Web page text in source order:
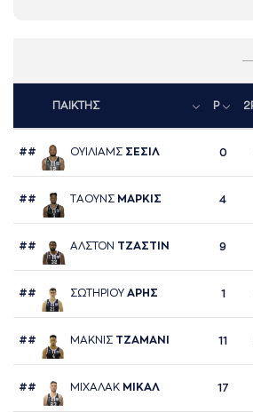
ΠΑΙΚΤΗΣ P
## ΟΥΙΛΙAΜΣ ΣΕΣΙΛ 0
## ΤAΟΥΝΣ ΜAΡΚΙΣ 4
## AΛΣΤΟΝ ΤΖAΣΤΙΝ 9
## ΣΩΤΗΡΙΟΥ AΡΗΣ 1
## ΜAΚΝΙΣ ΤΖAΜAΝΙ 11
## ΜΙΧAΛAΚ ΜΙΚAΛ 17